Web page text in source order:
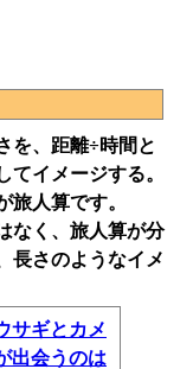
を、距離÷時間と
てイメージする。
旅人算です。
なく、旅人算が分
長さのようなイメ
サギとカメ
出会うのは